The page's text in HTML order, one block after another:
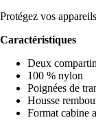
Protégez vos
Caractéristiques
Deux
100 % nylon
Poignées de
Housse
Format cabine